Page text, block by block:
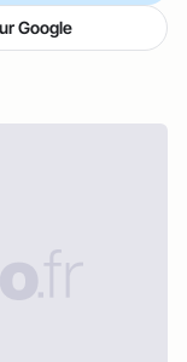
Google